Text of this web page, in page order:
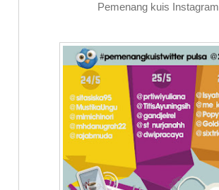
Pemenang kuis Instagram